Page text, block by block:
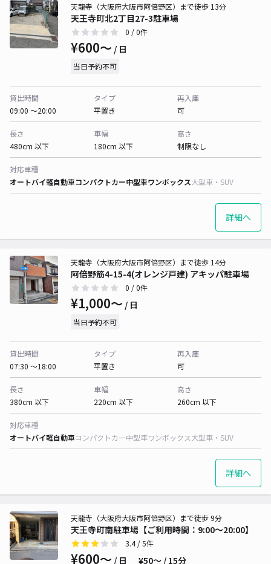
天王寺町北2丁目27-3駐車場
天龍寺（大阪府大阪市阿倍野区）まで徒歩 13分
0 / 0件
¥600〜 / 日
当日予約不可
貸出時間
09:00 〜20:00
タイプ
平置き
再入庫
可
長さ
480cm 以下
車幅
180cm 以下
高さ
制限なし
対応車種
オートバイ軽自動車コンパクトカー中型車ワンボックス大型車・SUV
詳細へ
阿倍野筋4-15-4(オレンジ戸建) アキッパ駐車場
天龍寺（大阪府大阪市阿倍野区）まで徒歩 14分
0 / 0件
¥1,000〜 / 日
当日予約不可
貸出時間
07:30 〜18:00
タイプ
平置き
再入庫
可
長さ
380cm 以下
車幅
220cm 以下
高さ
260cm 以下
対応車種
オートバイ軽自動車コンパクトカー中型車ワンボックス大型車・SUV
詳細へ
天王寺町南駐車場【ご利用時間：9:00～20:00】
天龍寺（大阪府大阪市阿倍野区）まで徒歩 9分
3.4/ 5件
¥600〜 / 日 ¥50〜 / 15分